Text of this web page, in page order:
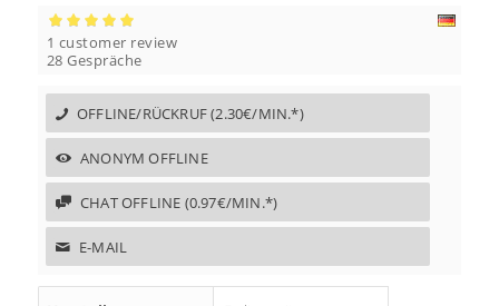
OFFLINE/RÜCKRUF (2.30€/MIN.*)
ANONYM OFFLINE
CHAT OFFLINE (0.97€/MIN.*)
E-MAIL
551
1 customer review
28 Gespräche